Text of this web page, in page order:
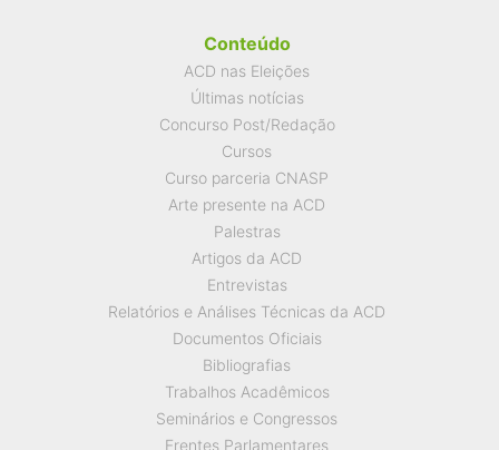
Conteúdo
ACD nas Eleições
Últimas notícias
Concurso Post/Redação
Cursos
Curso parceria CNASP
Arte presente na ACD
Palestras
Artigos da ACD
Entrevistas
Relatórios e Análises Técnicas da ACD
Documentos Oficiais
Bibliografias
Trabalhos Acadêmicos
Seminários e Congressos
Frentes Parlamentares